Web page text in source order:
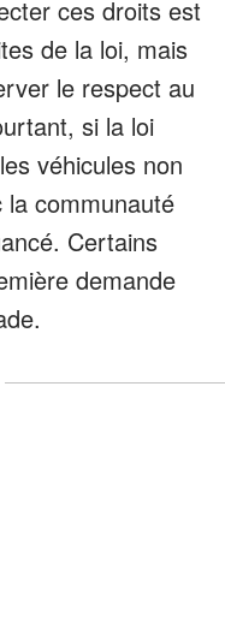
ces droits est
de la loi, mais
le respect au
si la loi
véhicules non
la communauté
Certains
demande